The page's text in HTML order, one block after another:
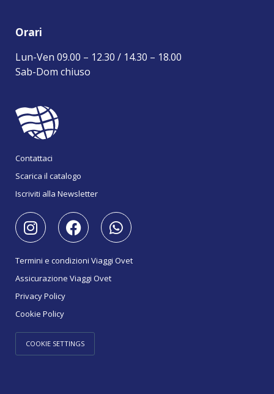
Orari
Lun-Ven 09.00 – 12.30 / 14.30 – 18.00
Sab-Dom chiuso
Contattaci
Scarica il catalogo
Iscriviti alla Newsletter
Termini e condizioni Viaggi Ovet
Assicurazione Viaggi Ovet
Privacy Policy
Cookie Policy
COOKIE SETTINGS